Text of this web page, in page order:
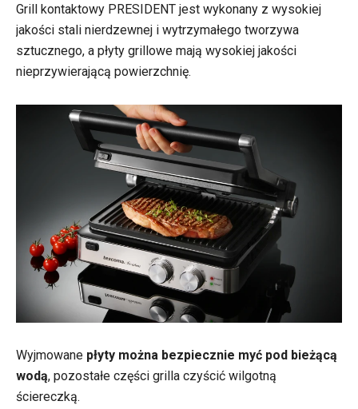
Grill kontaktowy PRESIDENT jest wykonany z wysokiej
jakości stali nierdzewnej i wytrzymałego tworzywa
sztucznego, a płyty grillowe mają wysokiej jakości
nieprzywierającą powierzchnię.
Wyjmowane płyty można bezpiecznie myć pod bieżącą
wodą, pozostałe części grilla czyścić wilgotną
ściereczką.